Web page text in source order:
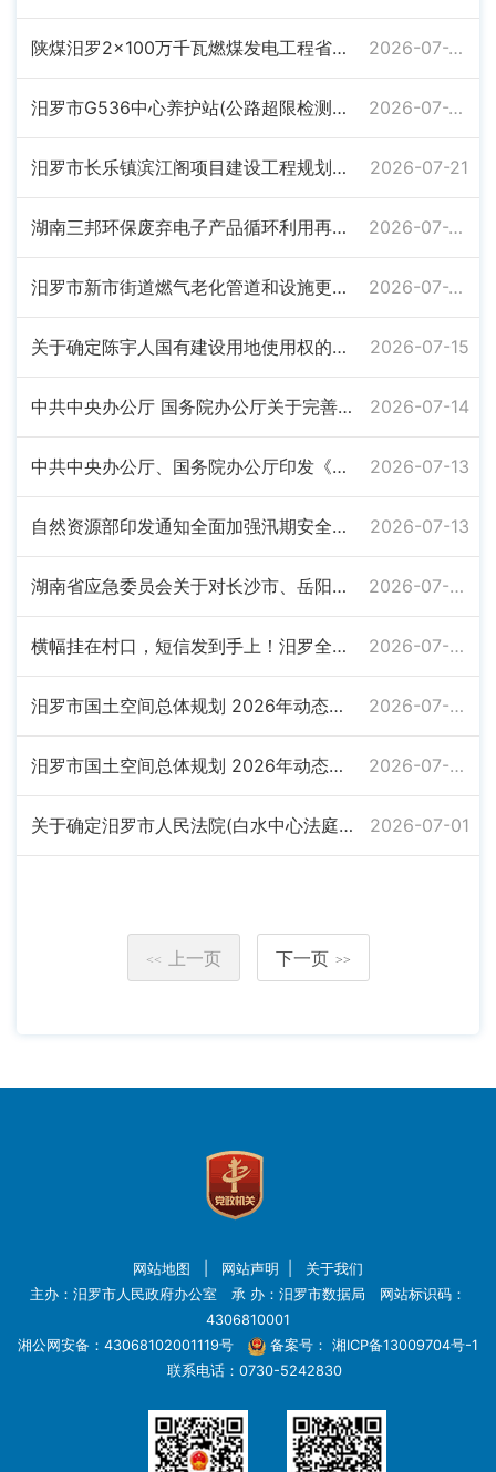
陕煤汨罗2×100万千瓦燃煤发电工程省道S210临时便道、钢筋加工场临时用地审批单 2026-07-23
汨罗市G536中心养护站(公路超限检测站)项目规划总平图局部调整公示 2026-07-23
汨罗市长乐镇滨江阁项目建设工程规划批前公示 2026-07-21
湖南三邦环保废弃电子产品循环利用再制造体系建设项目规划总平图局部调整公示 2026-07-20
汨罗市新市街道燃气老化管道和设施更新改造项目(一期)工程规划许可批后公布 2026-07-20
关于确定陈宇人国有建设用地使用权的公告 2026-07-15
中共中央办公厅 国务院办公厅关于完善自然资源资产管理制度体系的意见 2026-07-14
中共中央办公厅、国务院办公厅印发《关于全力做好防汛抗旱工作的通知》 2026-07-13
自然资源部印发通知全面加强汛期安全防范工作 2026-07-13
湖南省应急委员会关于对长沙市、岳阳市启动防汛、地质灾害、自然灾害救助四级应急响应的通知 2026-07-06
横幅挂在村口，短信发到手上！汨罗全方位开展“全国土地日”主题宣传！ 2026-07-03
汨罗市国土空间总体规划 2026年动态维护方案 2026-07-02
汨罗市国土空间总体规划 2026年动态维护方案 2026-07-02
关于确定汨罗市人民法院(白水中心法庭)国有建设用地使用权的公告 2026-07-01
<< 上一页 下一页 >>
网站地图 网站声明
关于我们
主办：汨罗市人民政府办公室 承 办：汨罗市数据局 网站标识码：
4306810001
湘公网安备：43068102001119号
备案号： 湘ICP备13009704号-1
联系电话：0730-5242830